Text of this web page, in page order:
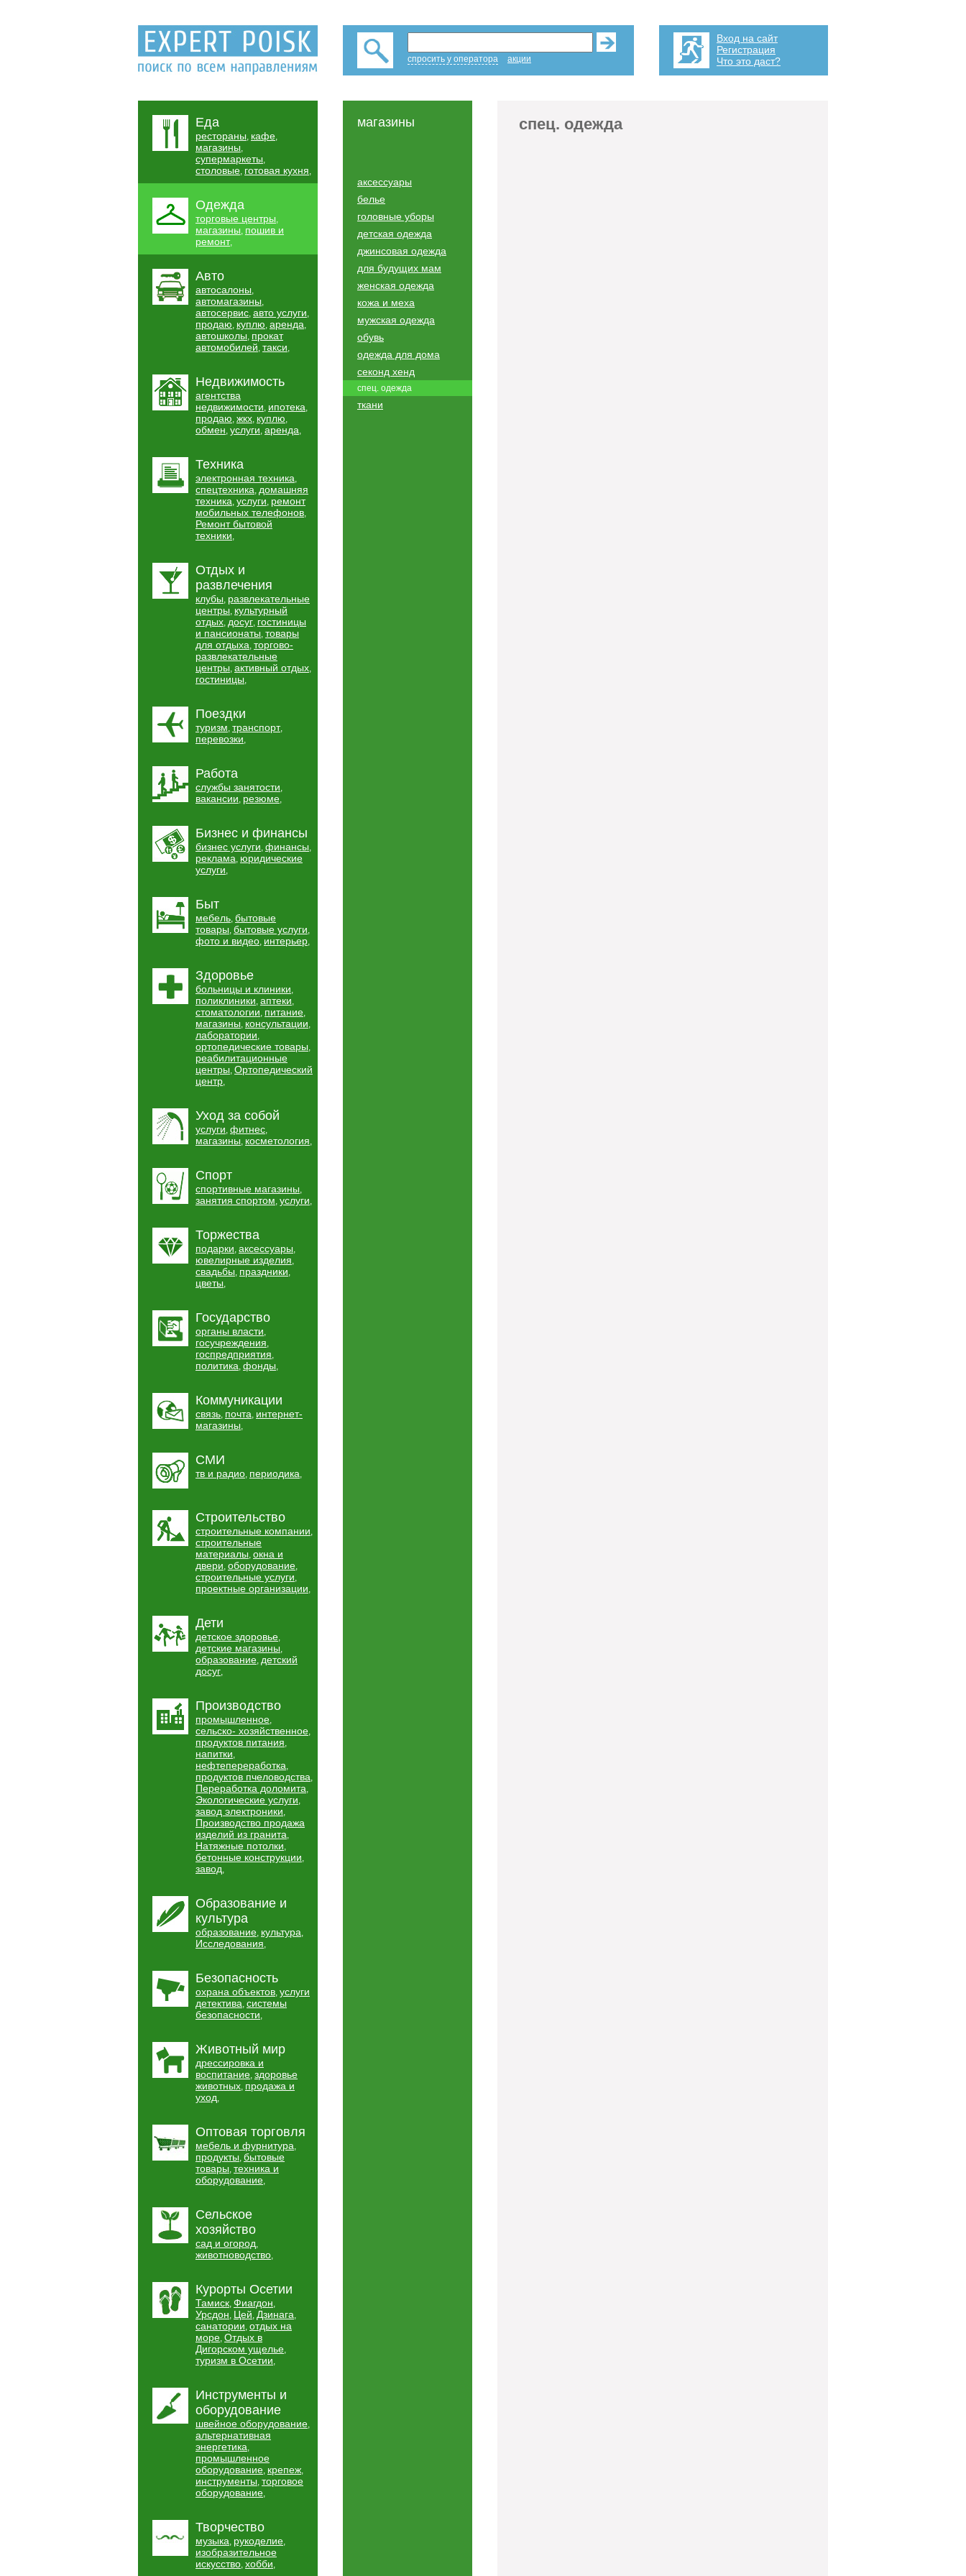
спросить у оператора акции
Вход на сайт
Регистрация
Что это даст?
Еда
рестораны, кафе,
магазины,
супермаркеты,
столовые, готовая кухня,
Одежда
торговые центры,
магазины, пошив и
ремонт,
Авто
автосалоны,
автомагазины,
автосервис, авто услуги,
продаю, куплю, аренда,
автошколы, прокат
автомобилей, такси,
Недвижимость
агентства
недвижимости, ипотека,
продаю, жкх, куплю,
обмен, услуги, аренда,
Техника
электронная техника,
спецтехника, домашняя
техника, услуги, ремонт
мобильных телефонов,
Ремонт бытовой
техники,
Отдых и
развлечения
клубы, развлекательные
центры, культурный
отдых, досуг, гостиницы
и пансионаты, товары
для отдыха, торгово-
развлекательные
центры, активный отдых,
гостиницы,
Поездки
туризм, транспорт,
перевозки,
Работа
службы занятости,
вакансии, резюме,
Бизнес и финансы
бизнес услуги, финансы,
реклама, юридические
услуги,
Быт
мебель, бытовые
товары, бытовые услуги,
фото и видео, интерьер,
Здоровье
больницы и клиники,
поликлиники, аптеки,
стоматологии, питание,
магазины, консультации,
лаборатории,
ортопедические товары,
реабилитационные
центры, Ортопедический
центр,
Уход за собой
услуги, фитнес,
магазины, косметология,
Спорт
спортивные магазины,
занятия спортом, услуги,
Торжества
подарки, аксессуары,
ювелирные изделия,
свадьбы, праздники,
цветы,
Государство
органы власти,
госучреждения,
госпредприятия,
политика, фонды,
Коммуникации
связь, почта, интернет-
магазины,
СМИ
тв и радио, периодика,
Строительство
строительные компании,
строительные
материалы, окна и
двери, оборудование,
строительные услуги,
проектные организации,
Дети
детское здоровье,
детские магазины,
образование, детский
досуг,
Производство
промышленное,
сельско- хозяйственное,
продуктов питания,
напитки,
нефтепереработка,
продуктов пчеловодства,
Переработка доломита,
Экологические услуги,
завод электроники,
Производство продажа
изделий из гранита,
Натяжные потолки,
бетонные конструкции,
завод,
Образование и
культура
образование, культура,
Исследования,
Безопасность
охрана объектов, услуги
детектива, системы
безопасности,
Животный мир
дрессировка и
воспитание, здоровье
животных, продажа и
уход,
Оптовая торговля
мебель и фурнитура,
продукты, бытовые
товары, техника и
оборудование,
Сельское
хозяйство
сад и огород,
животноводство,
Курорты Осетии
Тамиск, Фиагдон,
Урсдон, Цей, Дзинага,
санатории, отдых на
море, Отдых в
Дигорском ущелье,
туризм в Осетии,
Инструменты и
оборудование
швейное оборудование,
альтернативная
энергетика,
промышленное
оборудование, крепеж,
инструменты, торговое
оборудование,
Творчество
музыка, рукоделие,
изобразительное
искусство, хобби,
магазины
аксессуары
белье
головные уборы
детская одежда
джинсовая одежда
для будущих мам
женская одежда
кожа и меха
мужская одежда
обувь
одежда для дома
секонд хенд
спец. одежда
ткани
спец. одежда